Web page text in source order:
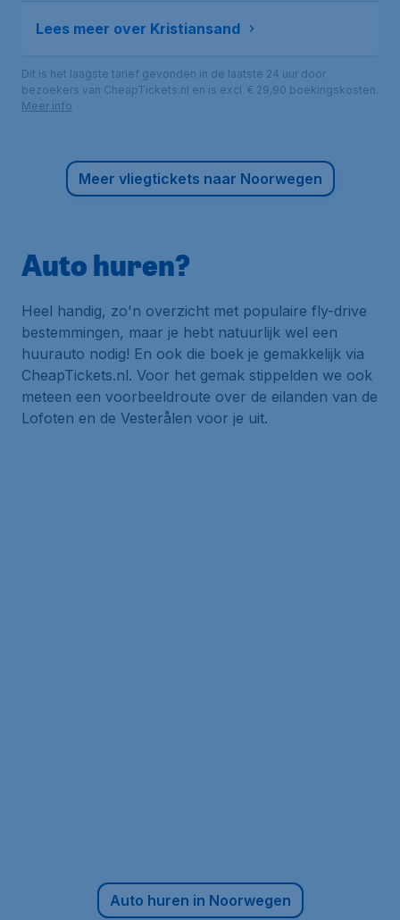
Lees meer over Kristiansand
Dit is het laagste tarief gevonden in de laatste 24 uur door
bezoekers van CheapTickets.nl en is excl. € 29,90 boekingskosten.
Meer info
Meer vliegtickets naar Noorwegen
Auto huren?
Heel handig, zo'n overzicht met populaire fly-drive
bestemmingen, maar je hebt natuurlijk wel een
huurauto nodig! En ook die boek je gemakkelijk via
CheapTickets.nl. Voor het gemak stippelden we ook
meteen een voorbeeldroute over de eilanden van de
Lofoten en de Vesterålen voor je uit.
Auto huren in Noorwegen